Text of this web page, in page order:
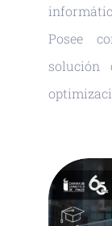
Posee
solución